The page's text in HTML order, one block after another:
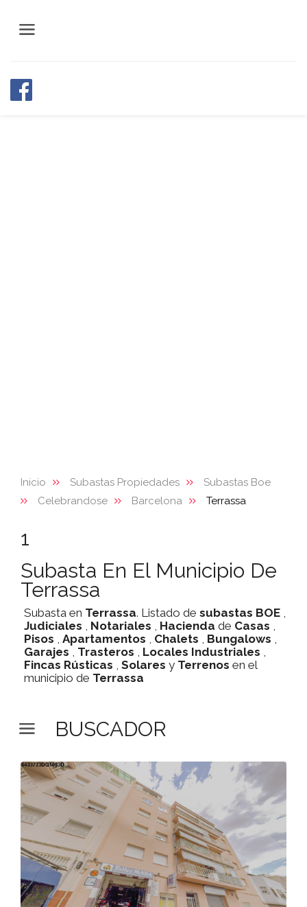
Inicio Subastas Propiedades
Subastas Boe
Celebrandose
Barcelona Terrassa
1
Subasta En El Municipio De
Terrassa
Subasta en Terrassa. Listado de subastas BOE ,
Judiciales , Notariales , Hacienda de Casas ,
Pisos , Apartamentos , Chalets , Bungalows ,
Garajes , Trasteros , Locales Industriales ,
Fincas Rústicas , Solares y Terrenos en el
municipio de Terrassa
BUSCADOR